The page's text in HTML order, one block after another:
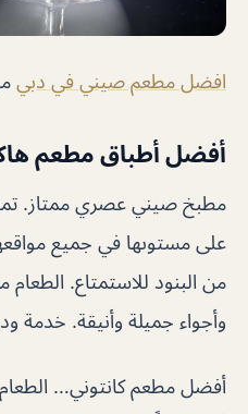
افضل مطعم صيني في دبي
أفضل أطباق مطعم
مطبخ صيني عصري ممتاز.
على مستوىها في جميع
من البنود للاستمتاع. الطعام
وأجواء جميلة وأنيقة. خدمة
أفضل مطعم كانتوني… الطعام